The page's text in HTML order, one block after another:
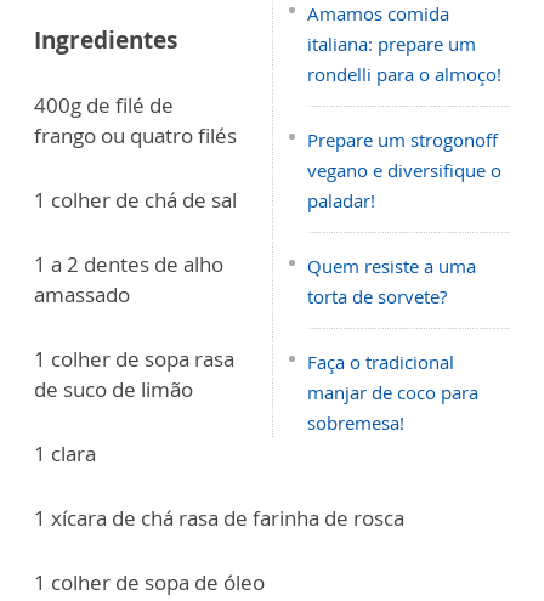
Amamos comida
italiana: prepare um
rondelli para o almoço!
Prepare um strogonoff
vegano e diversifique o
paladar!
Quem resiste a uma
torta de sorvete?
Faça o tradicional
manjar de coco para
sobremesa!
Ingredientes
400g de filé de
frango ou quatro filés
1 colher de chá de sal
1 a 2 dentes de alho
amassado
1 colher de sopa rasa
de suco de limão
1 clara
1 xícara de chá rasa de farinha de rosca
1 colher de sopa de óleo